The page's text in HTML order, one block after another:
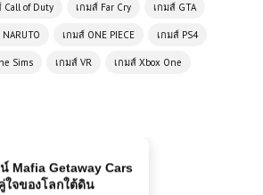
Call of Duty เกมส์ Far Cry เกมส์ GTA
เกมส์ ONE PIECE เกมส์ PS4
Sims เกมส์ VR เกมส์ Xbox One
รี FPS Strike เกมยิงมุม
นึ่งสุดมันส์
Mafia Getaway Cars
Archer Hero – ฮีโร่นัก
วยปลายนิ้ว